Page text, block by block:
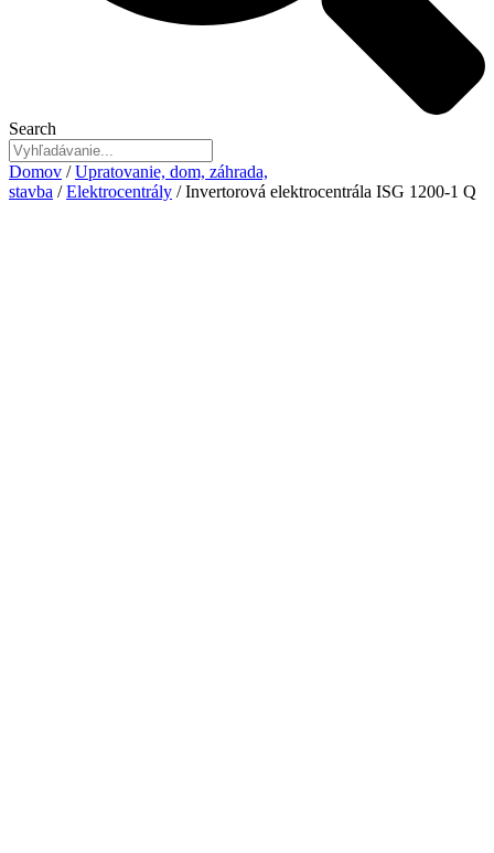
Search
Domov /Upratovanie, dom, záhrada,
stavba /Elektrocentrály / Invertorová elektrocentrála ISG 1200-1 Q